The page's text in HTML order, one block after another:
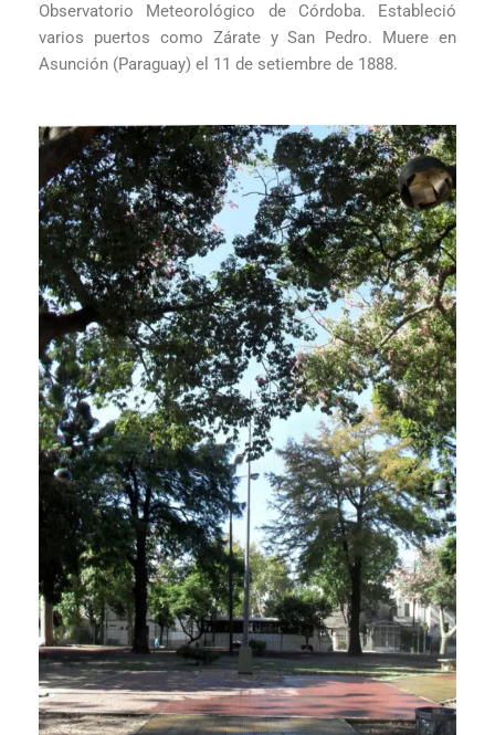
Observatorio Meteorológico de Córdoba. Estableció
varios puertos como Zárate y San Pedro. Muere en
Asunción (Paraguay) el 11 de setiembre de 1888.